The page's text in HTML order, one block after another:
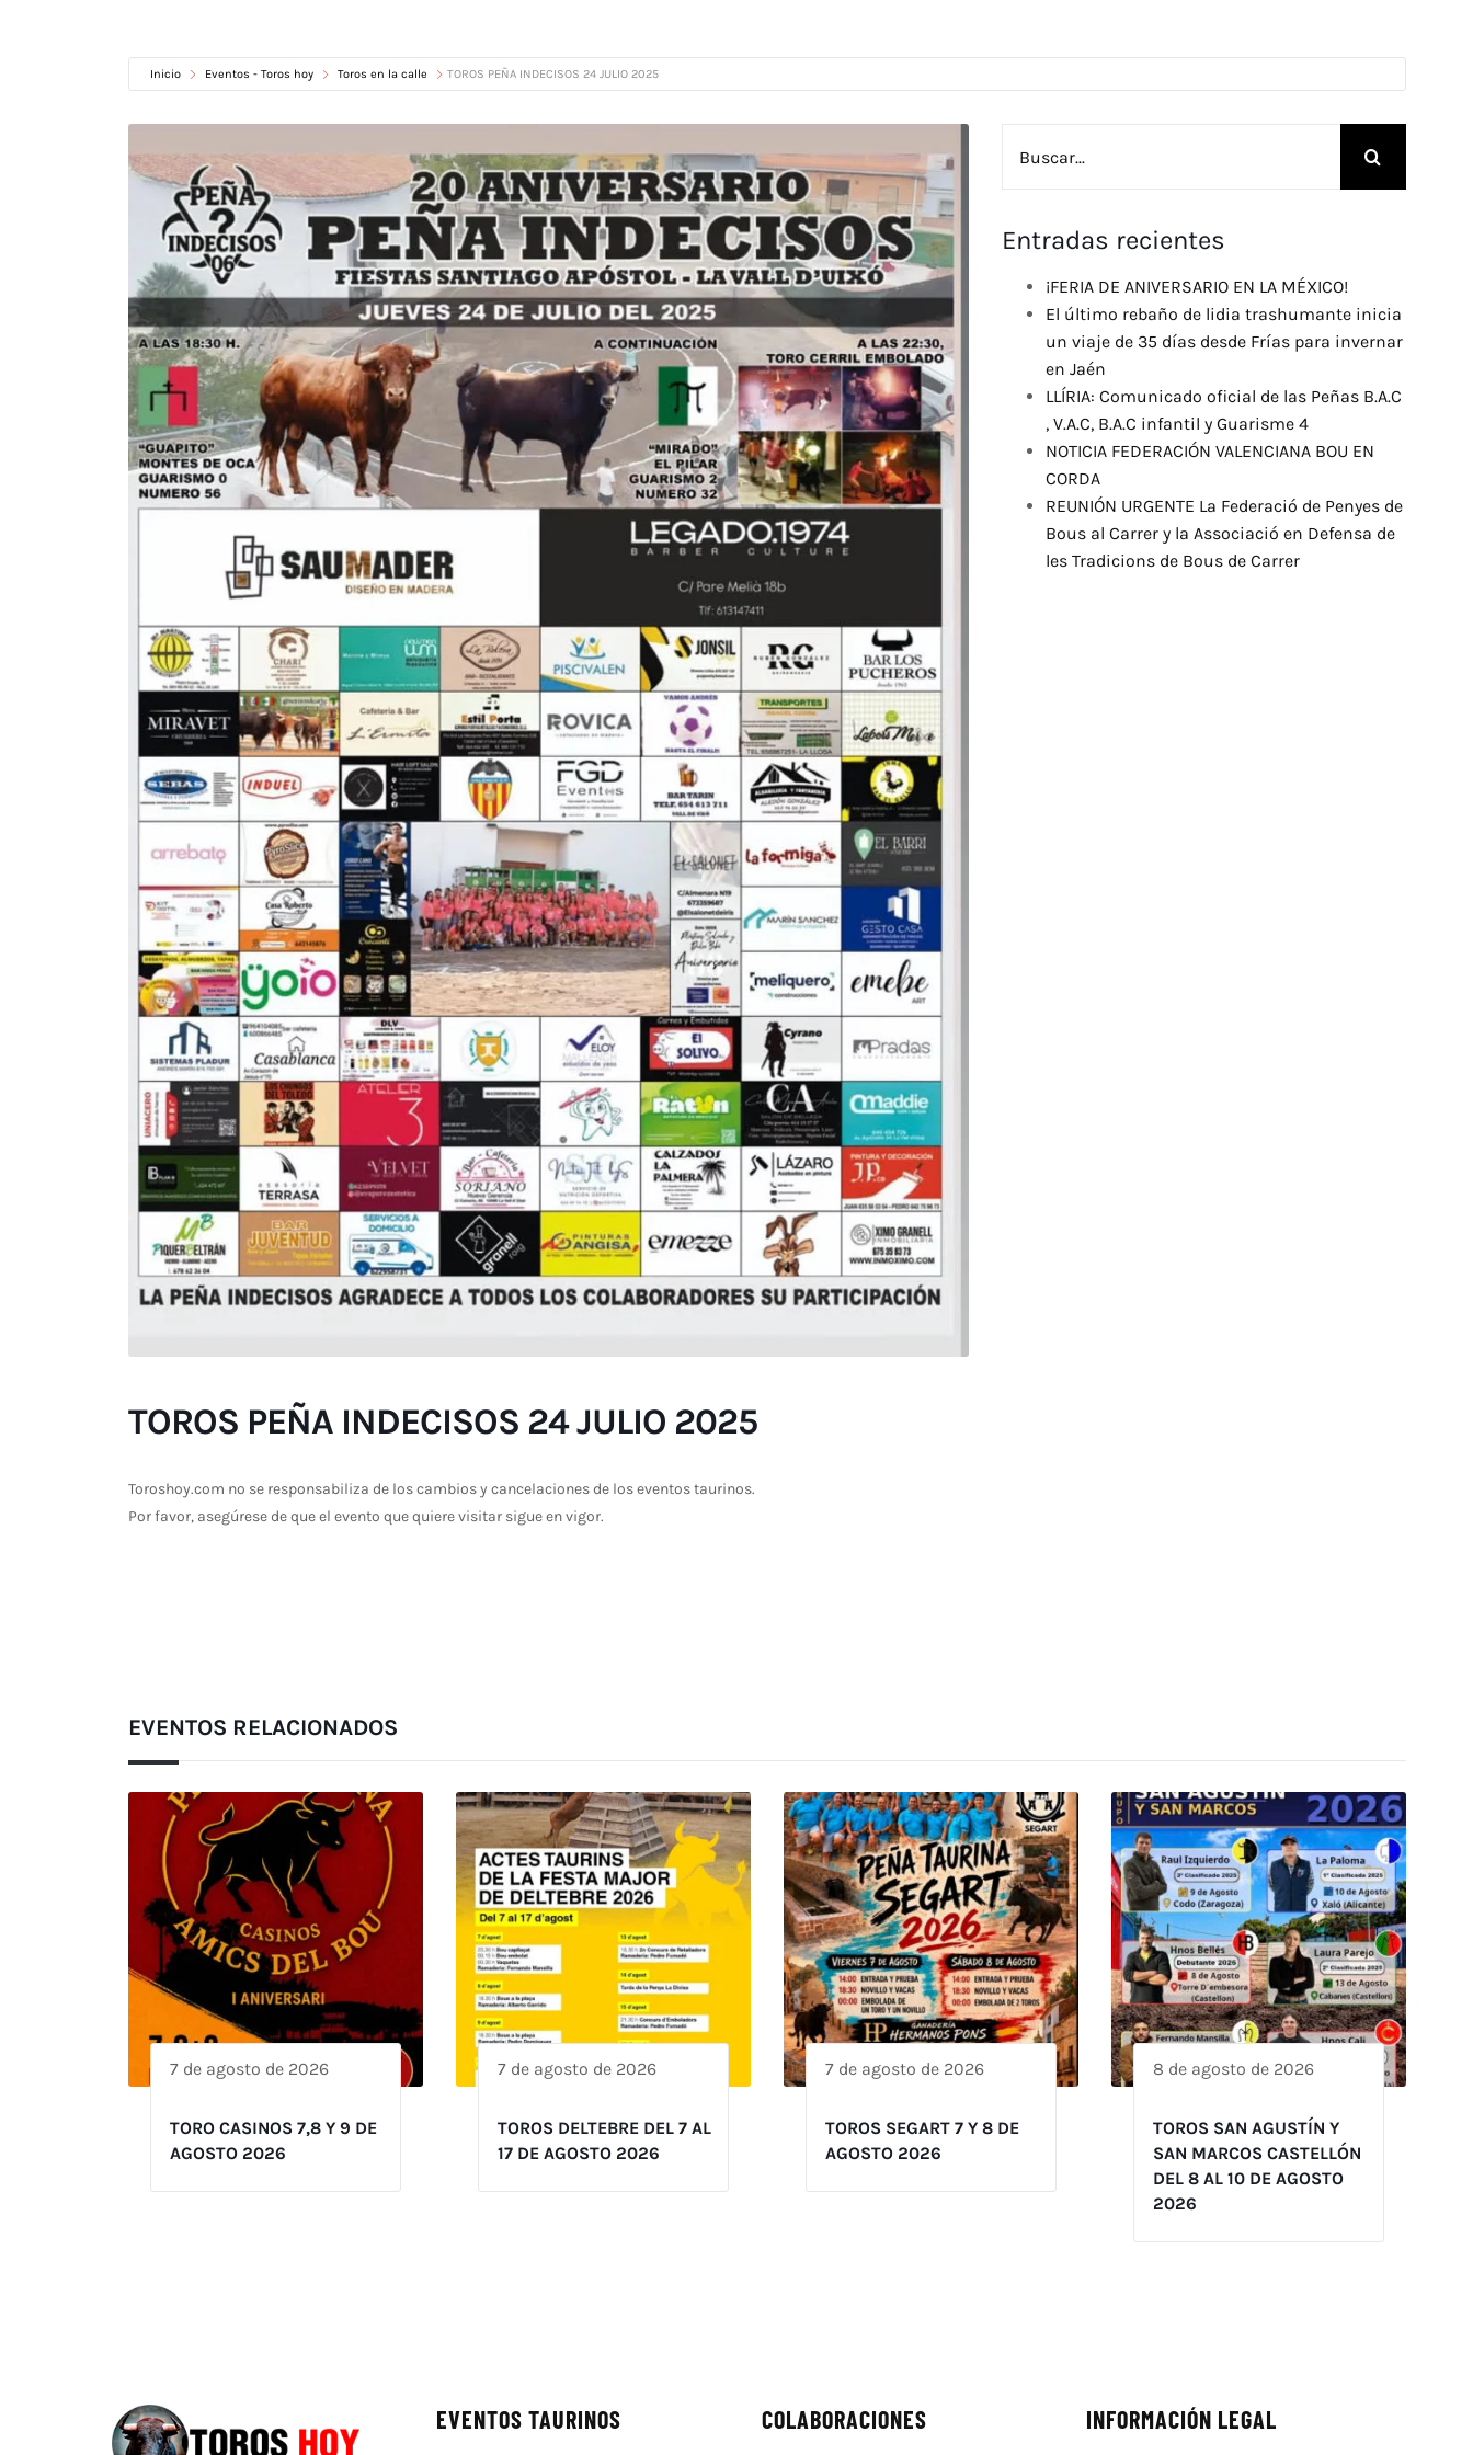
Inicio Eventos - Toros hoy Toros en la calle TOROS PEÑA INDECISOS 24 JULIO 2025
TOROS PEÑA INDECISOS 24 JULIO 2025
Toroshoy.com no se responsabiliza de los cambios y cancelaciones de los eventos taurinos.
Por favor, asegúrese de que el evento que quiere visitar sigue en vigor.
Entradas recientes
¡FERIA DE ANIVERSARIO EN LA MÉXICO!
El último rebaño de lidia trashumante inicia
un viaje de 35 días desde Frías para invernar
en Jaén
LLÍRIA: Comunicado oficial de las Peñas B.A.C
, V.A.C, B.A.C infantil y Guarisme 4
NOTICIA FEDERACIÓN VALENCIANA BOU EN
CORDA
REUNIÓN URGENTE La Federació de Penyes de
Bous al Carrer y la Associació en Defensa de
les Tradicions de Bous de Carrer
EVENTOS RELACIONADOS
7 de agosto de 2026
TORO CASINOS 7,8 Y 9 DE
AGOSTO 2026
7 de agosto de 2026
TOROS DELTEBRE DEL 7 AL
17 DE AGOSTO 2026
7 de agosto de 2026
TOROS SEGART 7 Y 8 DE
AGOSTO 2026
8 de agosto de 2026
TOROS SAN AGUSTÍN Y
SAN MARCOS CASTELLÓN
DEL 8 AL 10 DE AGOSTO
2026
EVENTOS TAURINOS COLABORACIONES INFORMACIÓN LEGAL